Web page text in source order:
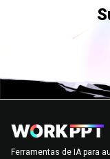
Ferramentas de IA para